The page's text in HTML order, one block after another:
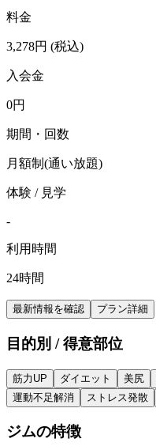
料金
3,278円 (税込)
入会金
0円
期間・回数
月額制(通い放題)
体験 / 見学
-
利用時間
24時間
最新情報を確認 プラン詳細
目的別 / 得意部位
筋力UP ダイエット 美尻
運動不足解消
ストレス発散
ジムの特徴